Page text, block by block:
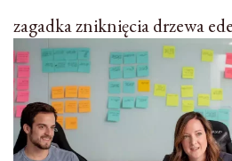
zagadka zniknięcia drzewa